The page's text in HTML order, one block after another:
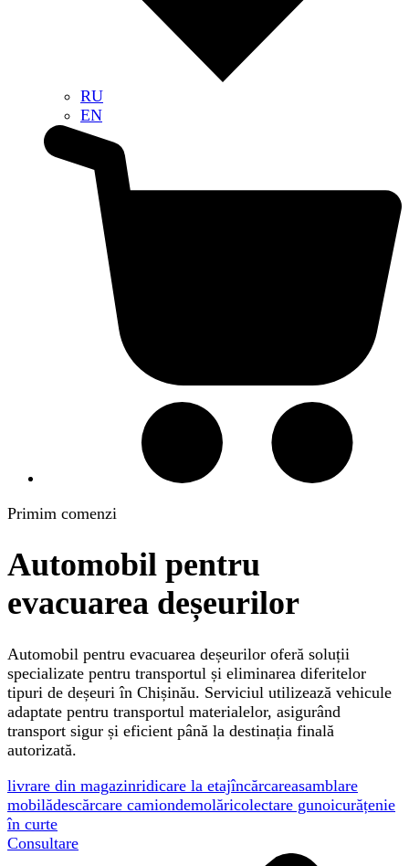
RU
EN
Primim comenzi
Automobil pentru
evacuarea deșeurilor
Automobil pentru evacuarea deșeurilor oferă soluții
specializate pentru transportul și eliminarea diferitelor
tipuri de deșeuri în Chișinău. Serviciul utilizează vehicule
adaptate pentru transportul materialelor, asigurând
transport sigur și eficient până la destinația finală
autorizată.
livrare din magazinridicare la etajîncărcareasamblare
mobilădescărcare camiondemolăricolectare gunoicurățenie
în curte
Consultare